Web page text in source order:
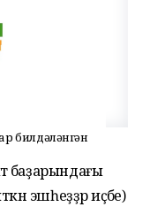
билдәләнгән
баҙарындағы
эшһеҙҙәр иҫәбе)